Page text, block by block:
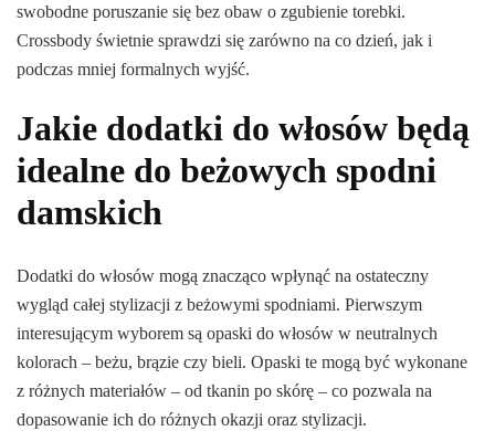
swobodne poruszanie się bez obaw o zgubienie torebki.
Crossbody świetnie sprawdzi się zarówno na co dzień, jak i
podczas mniej formalnych wyjść.
Jakie dodatki do włosów będą
idealne do beżowych spodni
damskich
Dodatki do włosów mogą znacząco wpłynąć na ostateczny
wygląd całej stylizacji z beżowymi spodniami. Pierwszym
interesującym wyborem są opaski do włosów w neutralnych
kolorach – beżu, brązie czy bieli. Opaski te mogą być wykonane
z różnych materiałów – od tkanin po skórę – co pozwala na
dopasowanie ich do różnych okazji oraz stylizacji.